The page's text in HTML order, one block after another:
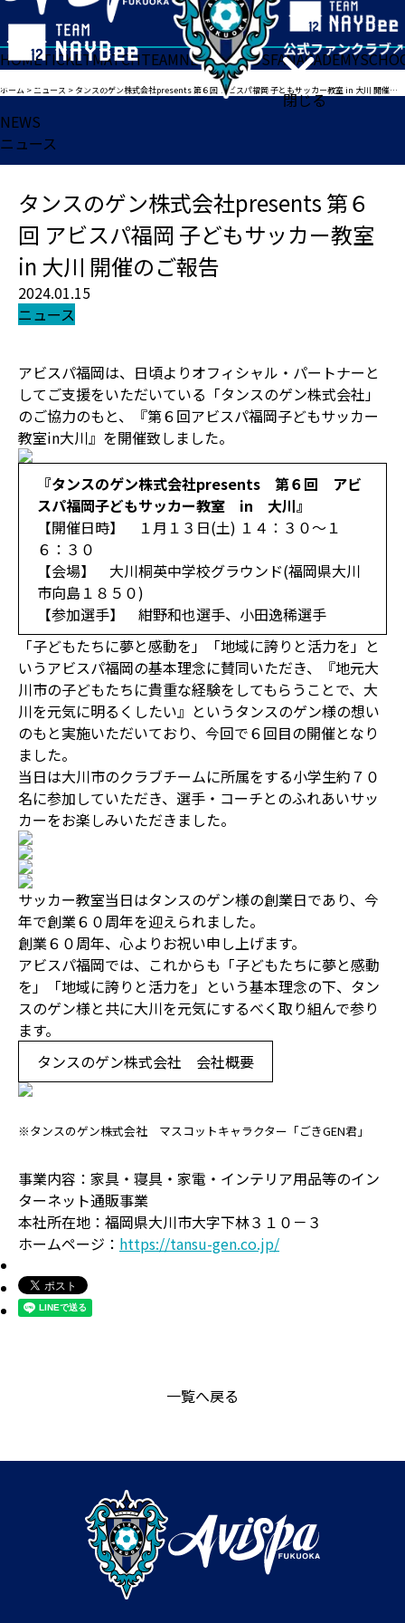
閉じる
HOMETICKETMATCHTEAMNEWSGOODSFANACADEMY
ホーム >ニュース > タンスのゲン株式会社presents 第６回 アビスパ福岡 子どもサッカー教室 in 大川 開催のご報告
NEWS
ニュース
タンスのゲン株式会社presents 第６
回 アビスパ福岡 子どもサッカー教室
in 大川 開催のご報告
2024.01.15
ニュース
アビスパ福岡は、日頃よりオフィシャル・パートナーと
してご支援をいただいている「タンスのゲン株式会社」
のご協力のもと、『第６回アビスパ福岡子どもサッカー
教室in大川』を開催致しました。
『タンスのゲン株式会社presents 第６回 アビ
スパ福岡子どもサッカー教室 in 大川』
【開催日時】 １月１３日(土) １４：３０～１
６：３０
【会場】 大川桐英中学校グラウンド(福岡県大川
市向島１８５０)
【参加選手】 紺野和也選手、小田逸稀選手
「子どもたちに夢と感動を」「地域に誇りと活力を」と
いうアビスパ福岡の基本理念に賛同いただき、『地元大
川市の子どもたちに貴重な経験をしてもらうことで、大
川を元気に明るくしたい』というタンスのゲン様の想い
のもと実施いただいており、今回で６回目の開催となり
ました。
当日は大川市のクラブチームに所属をする小学生約７０
名に参加していただき、選手・コーチとのふれあいサッ
カーをお楽しみいただきました。
サッカー教室当日はタンスのゲン様の創業日であり、今
年で創業６０周年を迎えられました。
創業６０周年、心よりお祝い申し上げます。
アビスパ福岡では、これからも「子どもたちに夢と感動
を」「地域に誇りと活力を」という基本理念の下、タン
スのゲン様と共に大川を元気にするべく取り組んで参り
ます。
タンスのゲン株式会社 会社概要
※タンスのゲン株式会社 マスコットキャラクター「ごきGEN君」
事業内容：家具・寝具・家電・インテリア用品等のイン
ターネット通販事業
本社所在地：福岡県大川市大字下林３１０－３
ホームページ： https://tansu-gen.co.jp/
一覧へ戻る